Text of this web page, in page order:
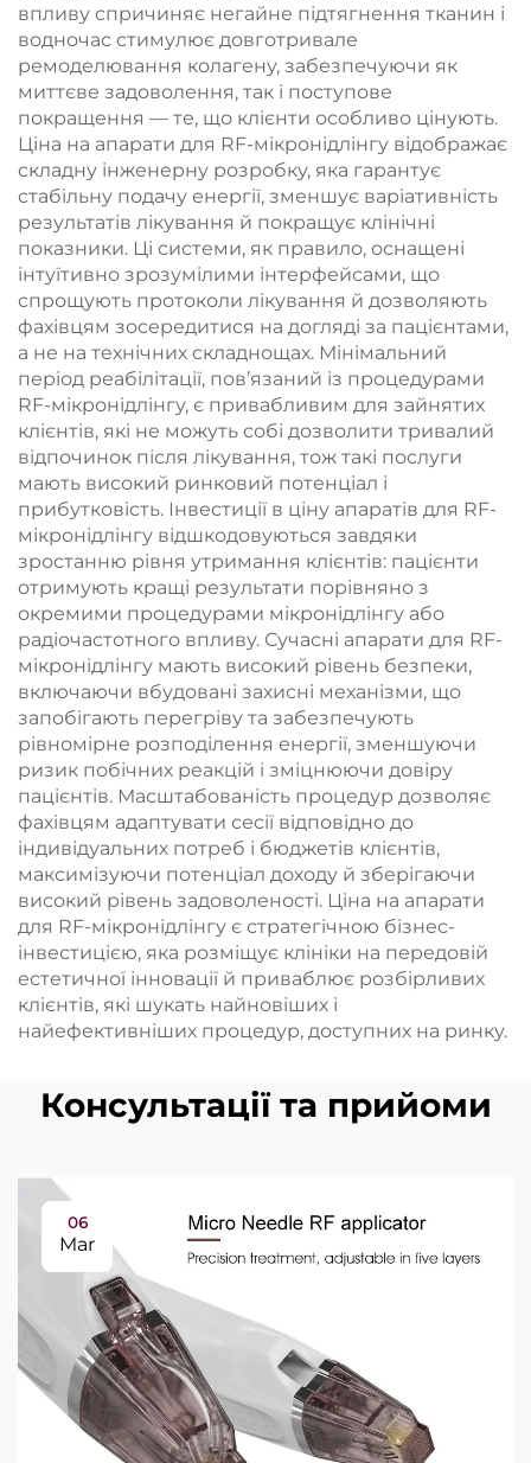
впливу спричиняє негайне підтягнення тканин і
водночас стимулює довготривале
ремоделювання колагену, забезпечуючи як
миттєве задоволення, так і поступове
покращення — те, що клієнти особливо цінують.
Ціна на апарати для RF-мікронідлінгу відображає
складну інженерну розробку, яка гарантує
стабільну подачу енергії, зменшує варіативність
результатів лікування й покращує клінічні
показники. Ці системи, як правило, оснащені
інтуїтивно зрозумілими інтерфейсами, що
спрощують протоколи лікування й дозволяють
фахівцям зосередитися на догляді за пацієнтами,
а не на технічних складнощах. Мінімальний
період реабілітації, пов’язаний із процедурами
RF-мікронідлінгу, є привабливим для зайнятих
клієнтів, які не можуть собі дозволити тривалий
відпочинок після лікування, тож такі послуги
мають високий ринковий потенціал і
прибутковість. Інвестиції в ціну апаратів для RF-
мікронідлінгу відшкодовуються завдяки
зростанню рівня утримання клієнтів: пацієнти
отримують кращі результати порівняно з
окремими процедурами мікронідлінгу або
радіочастотного впливу. Сучасні апарати для RF-
мікронідлінгу мають високий рівень безпеки,
включаючи вбудовані захисні механізми, що
запобігають перегріву та забезпечують
рівномірне розподілення енергії, зменшуючи
ризик побічних реакцій і зміцнюючи довіру
пацієнтів. Масштабованість процедур дозволяє
фахівцям адаптувати сесії відповідно до
індивідуальних потреб і бюджетів клієнтів,
максимізуючи потенціал доходу й зберігаючи
високий рівень задоволеності. Ціна на апарати
для RF-мікронідлінгу є стратегічною бізнес-
інвестицією, яка розміщує клініки на передовій
естетичної інновації й приваблює розбірливих
клієнтів, які шукать найновіших і
найефективніших процедур, доступних на ринку.
Консультації та прийоми
06
Mar